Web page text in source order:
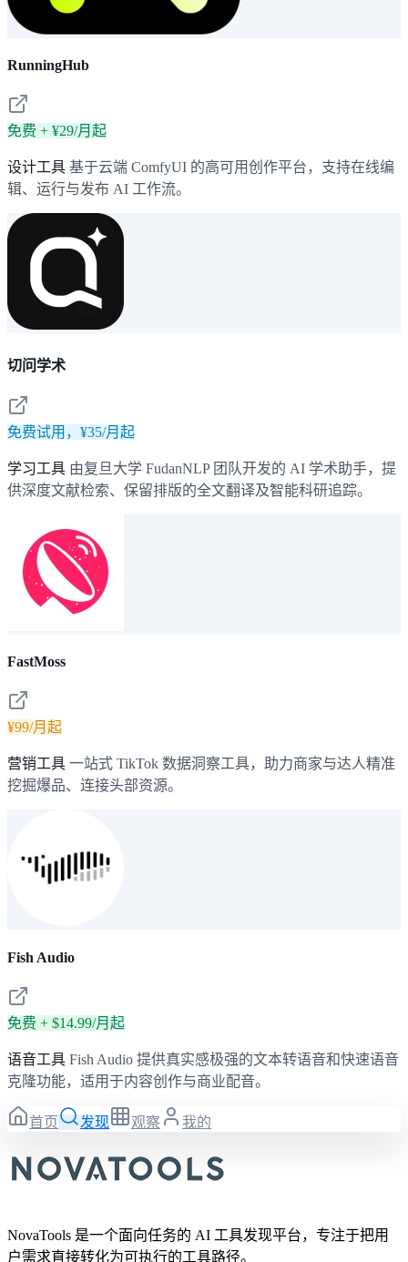
RunningHub
免费 + ¥29/月起
设计工具 基于云端 ComfyUI 的高可用创作平台，支持在线编
辑、运行与发布 AI 工作流。
切问学术
免费试用，¥35/月起
学习工具 由复旦大学 FudanNLP 团队开发的 AI 学术助手，提
供深度文献检索、保留排版的全文翻译及智能科研追踪。
FastMoss
¥99/月起
营销工具 一站式 TikTok 数据洞察工具，助力商家与达人精准
挖掘爆品、连接头部资源。
Fish Audio
免费 + $14.99/月起
语音工具 Fish Audio 提供真实感极强的文本转语音和快速语音
克隆功能，适用于内容创作与商业配音。
首页 发现 观察 我的
NovaTools 是一个面向任务的 AI 工具发现平台，专注于把用
户需求直接转化为可执行的工具路径。